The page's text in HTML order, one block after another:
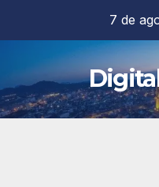
contenido
7 de